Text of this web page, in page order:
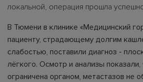
локальной, операция прошла
В Тюмени в клинике «Медицинский
пациенту, страдающему долгим
слабостью, поставили диагноз -
лёгкого. Осмотр и анализы показали,
ограничена органом, метастазов не